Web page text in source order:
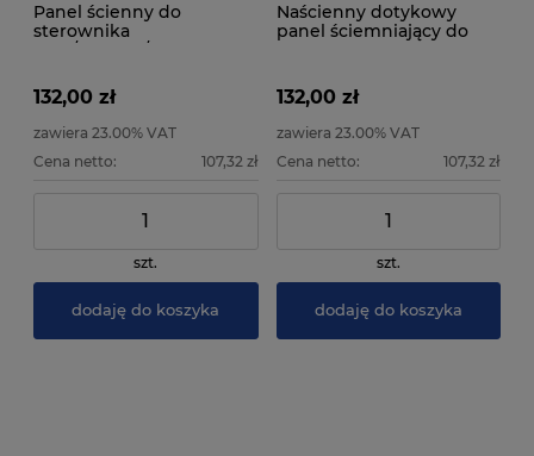
Panel ścienny do
sterownika
132,00 zł
zawiera 23.00% VAT
Cena netto:
107,32 zł
szt.
dodaję do koszyka
Naścienny dotykowy
panel ściemniający do
132,00 zł
zawiera 23.00% VAT
Cena netto:
107,32 zł
szt.
dodaję do koszyka